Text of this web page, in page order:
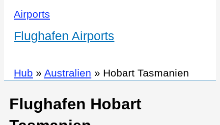
Flughafen Airports
Hub » Australien » Hobart Tasmanien
Flughafen Hobart